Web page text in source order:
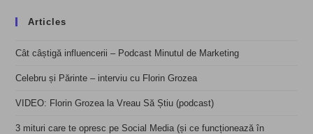
Articles
Cât câștigă influencerii – Podcast Minutul de Marketing
Celebru și Părinte – interviu cu Florin Grozea
VIDEO: Florin Grozea la Vreau Să Știu (podcast)
3 mituri care te opresc pe Social Media (și ce funcționează în